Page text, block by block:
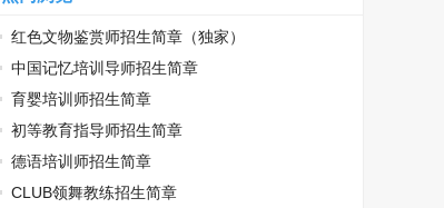
红色文物鉴赏师招生简章（独家）
中国记忆培训导师招生简章
育婴培训师招生简章
初等教育指导师招生简章
德语培训师招生简章
CLUB领舞教练招生简章